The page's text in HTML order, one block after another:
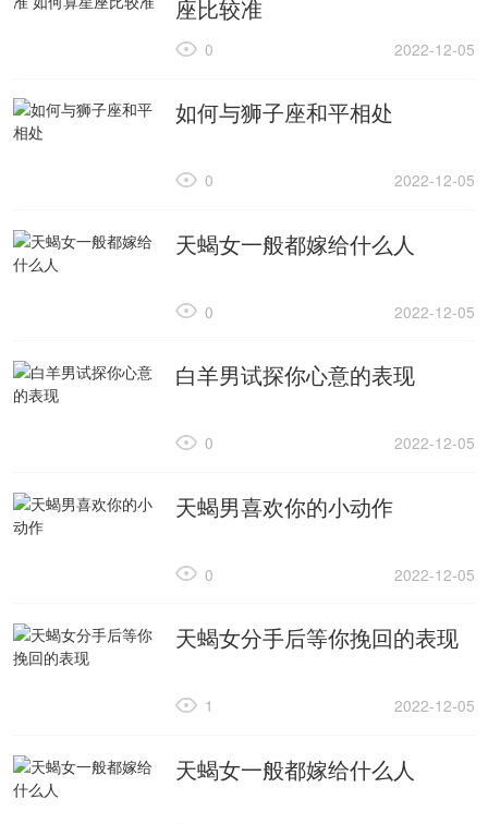
座比较准
2022-12-05
0
如何与狮子座和平相处
2022-12-05
0
天蝎女一般都嫁给什么人
2022-12-05
0
白羊男试探你心意的表现
2022-12-05
0
天蝎男喜欢你的小动作
2022-12-05
0
天蝎女分手后等你挽回的表现
2022-12-05
1
天蝎女一般都嫁给什么人